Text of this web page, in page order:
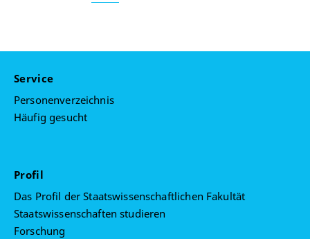
Service
Personenverzeichnis
Häufig gesucht
Profil
Das Profil der Staatswissenschaftlichen Fakultät
Staatswissenschaften studieren
Forschung